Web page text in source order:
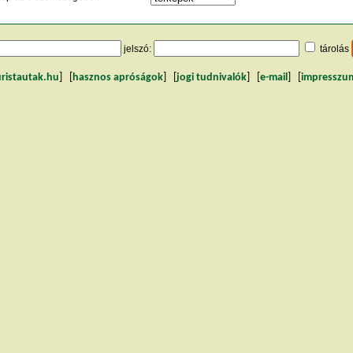
jelszó: tárolás
hasznos apróságok jogi tudnivalók e-mail